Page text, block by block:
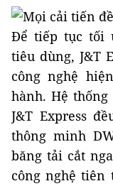
Để tiếp tục tối
tiêu dùng, J&T
công nghệ
hành. Hệ
J&T Express
thông minh
băng tải cắt
công nghệ tiên